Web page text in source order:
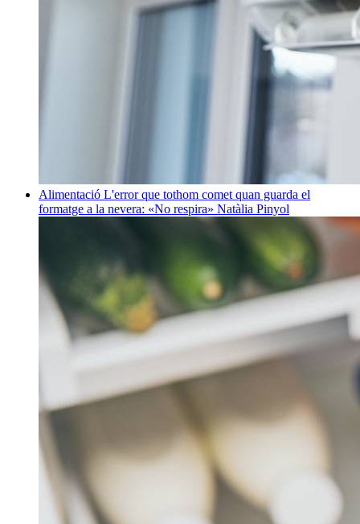
Alimentació L'error que tothom comet quan guarda el
formatge a la nevera: «No respira» Natàlia Pinyol